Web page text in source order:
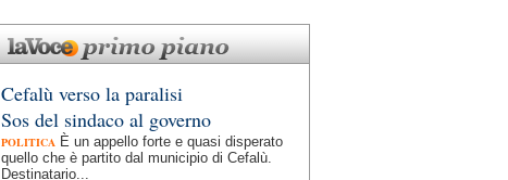
Cefalù verso la paralisi
Sos del sindaco al governo
POLITICA È un appello forte e quasi disperato
quello che è partito dal municipio di Cefalù.
Destinatario...